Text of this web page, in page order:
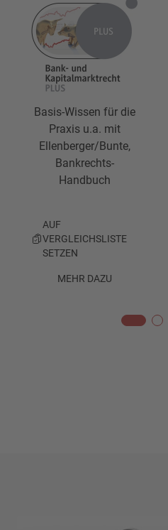
Basis-Wissen für die
Praxis u.a. mit
Ellenberger/Bunte,
Bankrechts-
Handbuch
AUF
VERGLEICHSLISTE
SETZEN
MEHR DAZU